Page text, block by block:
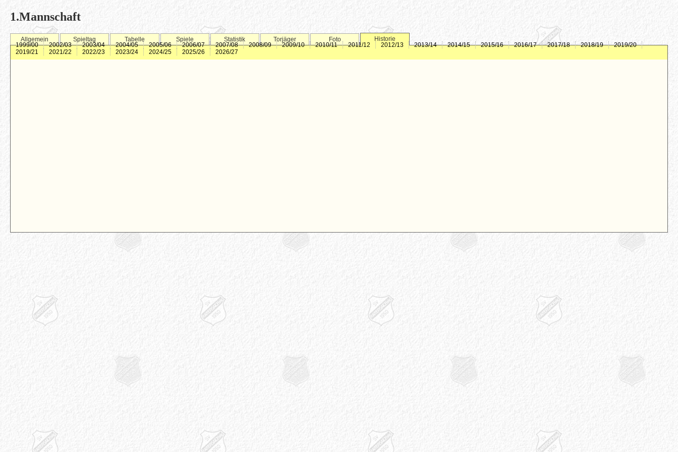
1.Mannschaft
Allgemein Spieltag Tabelle Spiele Statistik Torjäger Foto
Historie
1999/00
2002/03 2003/04 2004/05 2005/06 2006/07 2007/08 2008/09 2009/10 2010/11 2011/12 2012/13 2013/14 2014/15 2015/16 2016/17 2017/18 2018/19
2019/20
2019/21
2021/22 2022/23 2023/24 2024/25 2025/26 2026/27